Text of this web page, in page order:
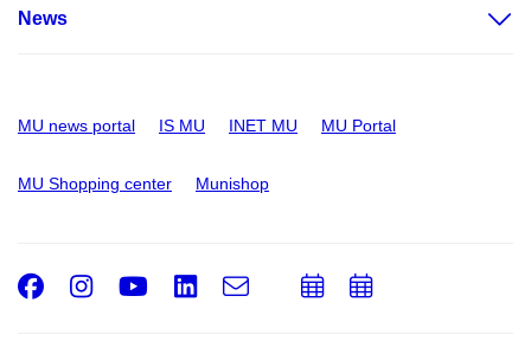
News
MU news portal IS MU INET MU MU Portal
MU Shopping center Munishop
Facebook
Instagram
Youtube
LinkedIn
e-
AddAdd